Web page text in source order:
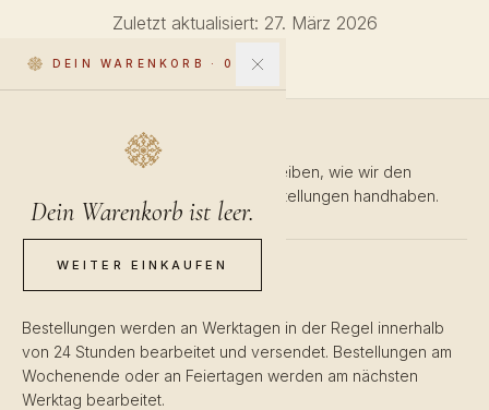
DEIN WARENKORB · 0
Dein Warenkorb ist leer.
WEITER EINKAUFEN
Zuletzt aktualisiert: 27. März 2026
Diese Versandbedingungen beschreiben, wie wir den
Versand und die Lieferung Ihrer Bestellungen handhaben.
Bearbeitungszeit
Bestellungen werden an Werktagen in der Regel innerhalb
von 24 Stunden bearbeitet und versendet. Bestellungen am
Wochenende oder an Feiertagen werden am nächsten
Werktag bearbeitet.